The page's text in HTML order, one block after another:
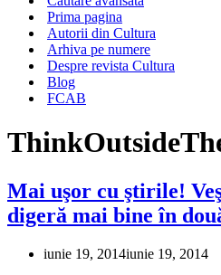
Prima pagina
Autorii din Cultura
Arhiva pe numere
Despre revista Cultura
Blog
FCAB
Mai uşor cu ştirile!
digeră mai bine în
iunie 19, 2014iunie 19, 2014